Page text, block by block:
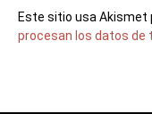
Este sitio usa Akismet
procesan los datos de